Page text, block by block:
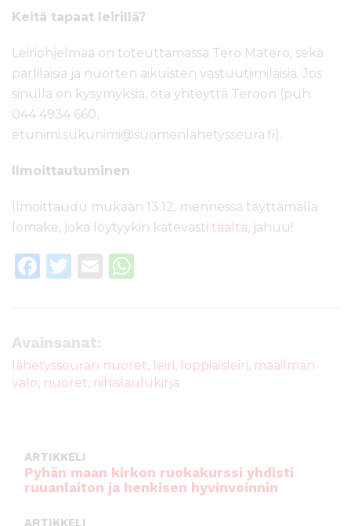
Keitä tapaat leirillä?
Leiriohjelmaa on toteuttamassa Tero Matero, sekä
parlilaisia ja nuorten aikuisten vastuutiimiläisiä. Jos
sinulla on kysymyksiä, ota yhteyttä Teroon (puh.
044 4934 660,
etunimi.sukunimi@suomenlahetysseura.fi).
Ilmoittautuminen
Ilmoittaudu mukaan 13.12. mennessä täyttämällä
lomake, joka löytyykin kätevästi täältä, jahuu!
F
e
b
o
T
te
r
E
A
p
Avainsanat:
lähetysseuran nuoret, leiri, loppiaisleiri, maailman
valo, nuoret, riihislaulukirja
ARTIKKELI
Pyhän maan kirkon ruokakurssi yhdisti
ruuanlaiton ja henkisen hyvinvoinnin
ARTIKKELI